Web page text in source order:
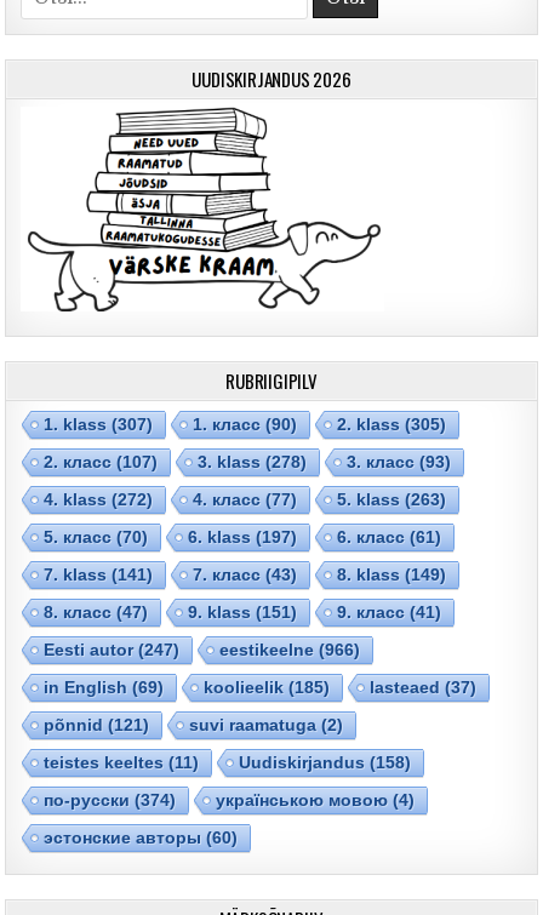
UUDISKIRJANDUS 2026
RUBRIIGIPILV
1. klass (307) 1. класс (90) 2. klass (305)
2. класс (107) 3. klass (278) 3. класс (93)
4. klass (272) 4. класс (77) 5. klass (263)
5. класс (70) 6. klass (197) 6. класс (61)
7. klass (141) 7. класс (43) 8. klass (149)
8. класс (47) 9. klass (151) 9. класс (41)
Eesti autor(247) eestikeelne (966)
in English (69) koolieelik (185) lasteaed (37)
põnnid (121) suvi raamatuga (2)
teistes keeltes (11) Uudiskirjandus (158)
по-русски (374) українською мовою (4)
эстонские авторы (60)